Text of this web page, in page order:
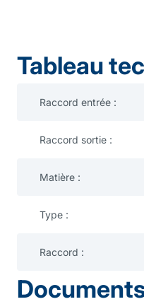
Tableau
Raccord entrée :
Raccord sortie :
Matière :
Type :
Raccord :